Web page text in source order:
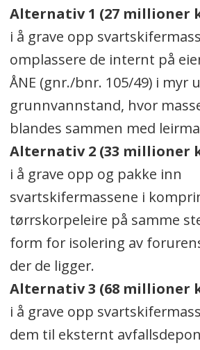
Alternativ 1 (27 millioner
i å grave opp
omplassere de internt på
ÅNE (gnr./bnr. 105/49) i myr
grunnvannstand, hvor
blandes sammen med
Alternativ 2 (33 millioner
i å grave opp og pakke inn
svartskifermassene i
tørrskorpeleire på samme
form for isolering av
der de ligger.
Alternativ 3 (68 millioner
i å grave opp
dem til eksternt